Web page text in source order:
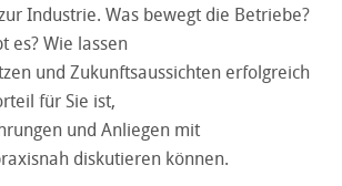
Industrie. Was bewegt die Betriebe?
es? Wie lassen
und Zukunftsaussichten erfolgreich
für Sie ist,
und Anliegen mit
diskutieren können.